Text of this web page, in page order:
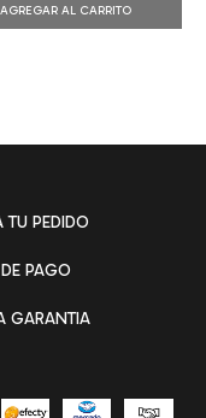
AGREGAR AL CARRITO
TU PEDIDO
PAGO
GARANTIA